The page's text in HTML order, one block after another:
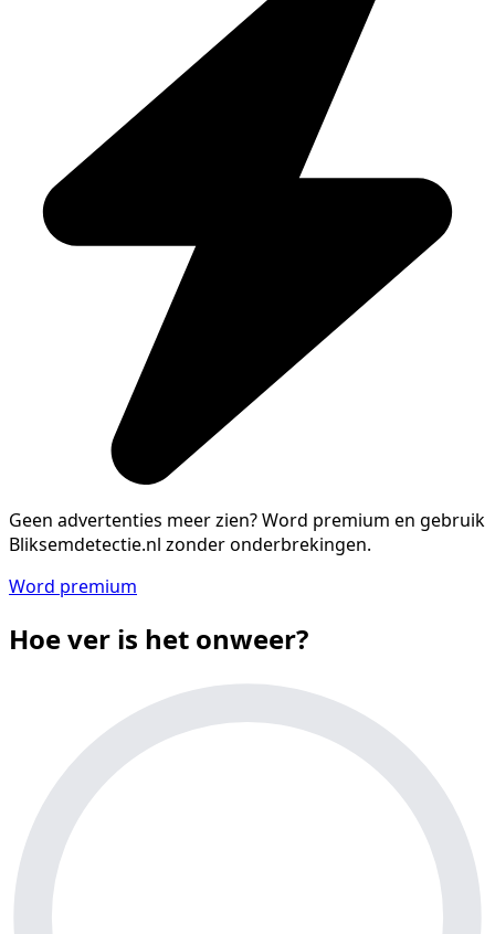
Geen advertenties meer zien?Word premium en gebruik
Bliksemdetectie.nl zonder onderbrekingen.
Word premium
Hoe ver is het onweer?